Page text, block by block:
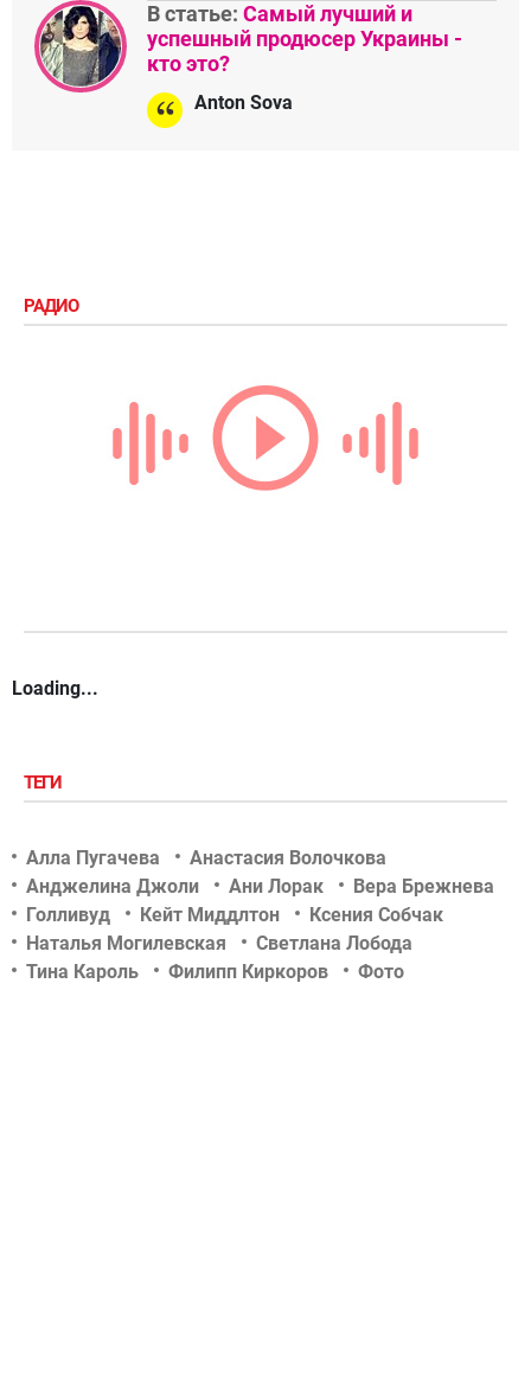
В статье: Самый лучший и
успешный продюсер Украины -
кто это?
Anton Sova
РАДИО
Loading...
ТЕГИ
Алла Пугачева
Анастасия Волочкова
Анджелина Джоли
Ани Лорак
Вера Брежнева
Голливуд
Кейт Миддлтон
Ксения Собчак
Наталья Могилевская
Светлана Лобода
Тина Кароль
Филипп Киркоров
Фото